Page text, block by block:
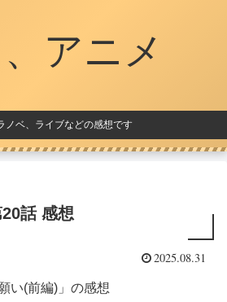
アニメ
ノベ、ライブなどの感想です
話 感想
2025.08.31
い(前編)」の感想